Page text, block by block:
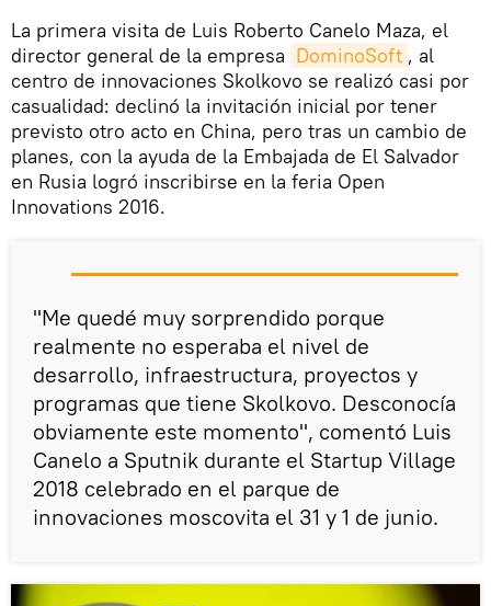
La primera visita de Luis Roberto Canelo Maza, el
director general de la empresa DominoSoft , al
centro de innovaciones Skolkovo se realizó casi por
casualidad: declinó la invitación inicial por tener
previsto otro acto en China, pero tras un cambio de
planes, con la ayuda de la Embajada de El Salvador
en Rusia logró inscribirse en la feria Open
Innovations 2016.
"Me quedé muy sorprendido porque
realmente no esperaba el nivel de
desarrollo, infraestructura, proyectos y
programas que tiene Skolkovo. Desconocía
obviamente este momento", comentó Luis
Canelo a Sputnik durante el Startup Village
2018 celebrado en el parque de
innovaciones moscovita el 31 y 1 de junio.